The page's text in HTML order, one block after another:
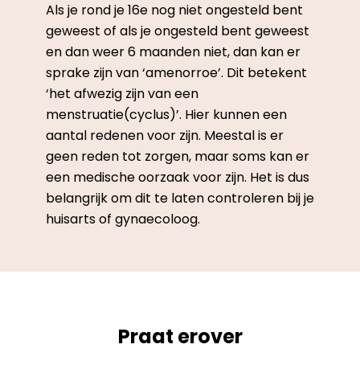
Als je rond je 16e nog niet ongesteld bent
geweest of als je ongesteld bent geweest
en dan weer 6 maanden niet, dan kan er
sprake zijn van ‘amenorroe’. Dit betekent
‘het afwezig zijn van een
menstruatie(cyclus)’. Hier kunnen een
aantal redenen voor zijn. Meestal is er
geen reden tot zorgen, maar soms kan er
een medische oorzaak voor zijn. Het is dus
belangrijk om dit te laten controleren bij je
huisarts of gynaecoloog.
Praat erover